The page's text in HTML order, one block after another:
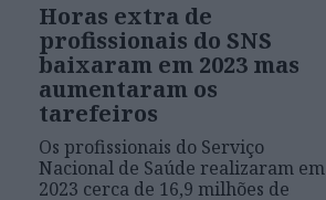
Horas extra de
profissionais do SNS
baixaram em 2023 mas
aumentaram os
tarefeiros
Os profissionais do Serviço
Nacional de Saúde realizaram em
2023 cerca de 16,9 milhões de